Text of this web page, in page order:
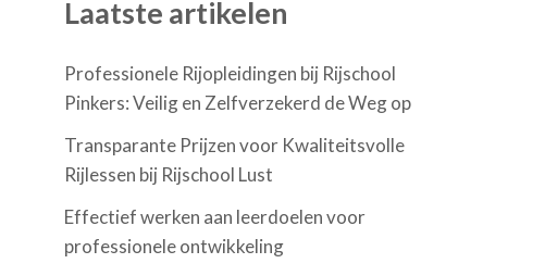
Laatste artikelen
Professionele Rijopleidingen bij Rijschool
Pinkers: Veilig en Zelfverzekerd de Weg op
Transparante Prijzen voor Kwaliteitsvolle
Rijlessen bij Rijschool Lust
Effectief werken aan leerdoelen voor
professionele ontwikkeling